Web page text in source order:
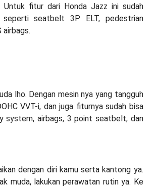
fitur dari Honda Jazz ini sudah
seperti seatbelt 3P ELT, pedestrian
lho. Dengan mesin nya yang tangguh
VVT-i, dan juga fiturnya sudah bisa
system, airbags, 3 point seatbelt, dan
dengan diri kamu serta kantong ya.
muda, lakukan perawatan rutin ya. Ke